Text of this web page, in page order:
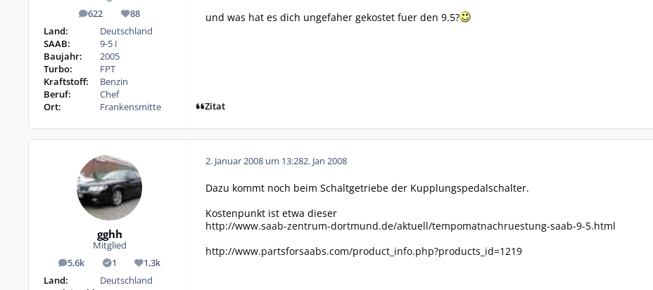
622
Beiträge 88
Reputation
Land:
Deutschland
SAAB:
9-5 I
Baujahr:
2005
Turbo:
FPT
Kraftstoff:
Benzin
Beruf:
Chef
Ort:
Frankensmitte
und was hat es dich ungefaher gekostet fuer den 9.5?
Zitat
gghh
Mitglied
5,6k
Beiträge 1
Lösungen1,3k
Reputation
Land:
Deutschland
2. Januar 2008 um 13:282. Jan 2008
Dazu kommt noch beim Schaltgetriebe der Kupplungspedalschalter.
Kostenpunkt ist etwa dieser
http://www.saab-zentrum-dortmund.de/aktuell/tempomatnachruestung-saab-9-5.html
http://www.partsforsaabs.com/product_info.php?products_id=1219